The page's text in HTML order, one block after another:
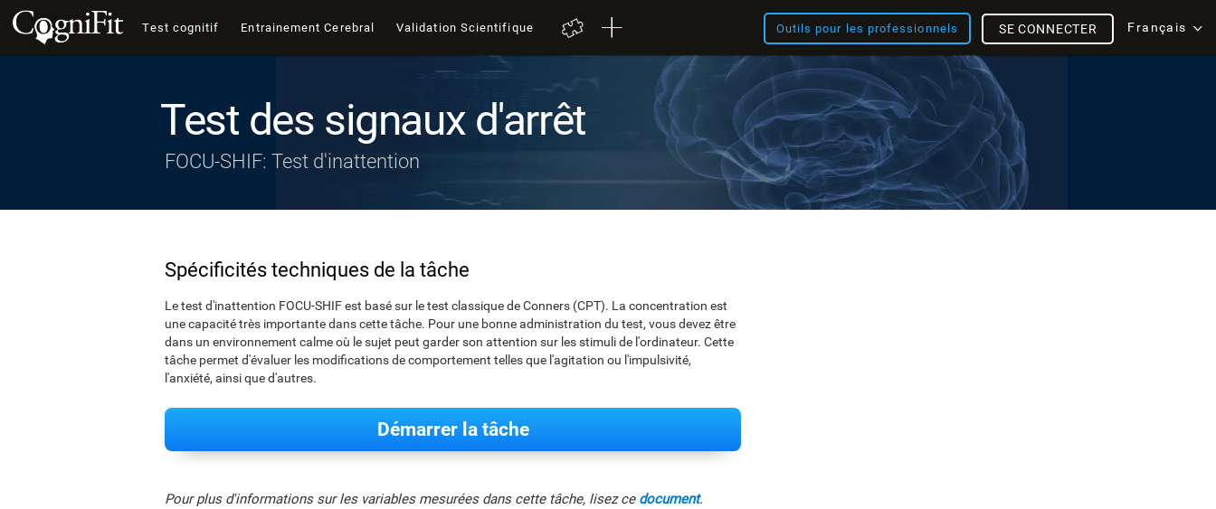
Test cognitif Entrainement Cerebral Validation Scientifique Outils pour les professionnels Français
SE CONNECTER
Test des signaux d'arrêt
FOCU-SHIF: Test d'inattention
Spécificités techniques de la tâche
Le test d'inattention FOCU-SHIF est basé sur le test classique de Conners (CPT). La concentration est
une capacité très importante dans cette tâche. Pour une bonne administration du test, vous devez être
dans un environnement calme où le sujet peut garder son attention sur les stimuli de l'ordinateur. Cette
tâche permet d'évaluer les modifications de comportement telles que l'agitation ou l'impulsivité,
l'anxiété, ainsi que d'autres.
Démarrer la tâche
Pour plus d'informations sur les variables mesurées dans cette tâche, lisez ce document.